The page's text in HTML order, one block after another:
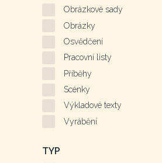
Obrázkové sady
Obrázky
Osvědčení
Pracovní listy
Příběhy
Scénky
Výkladové texty
Vyrábění
TYP